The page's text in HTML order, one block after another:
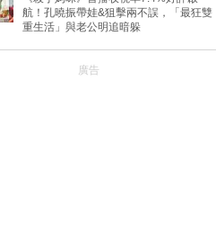
航！孔曉振帶娃&狙擊兩不誤，「最狂雙
重生活」與老公明追暗躲
廣告